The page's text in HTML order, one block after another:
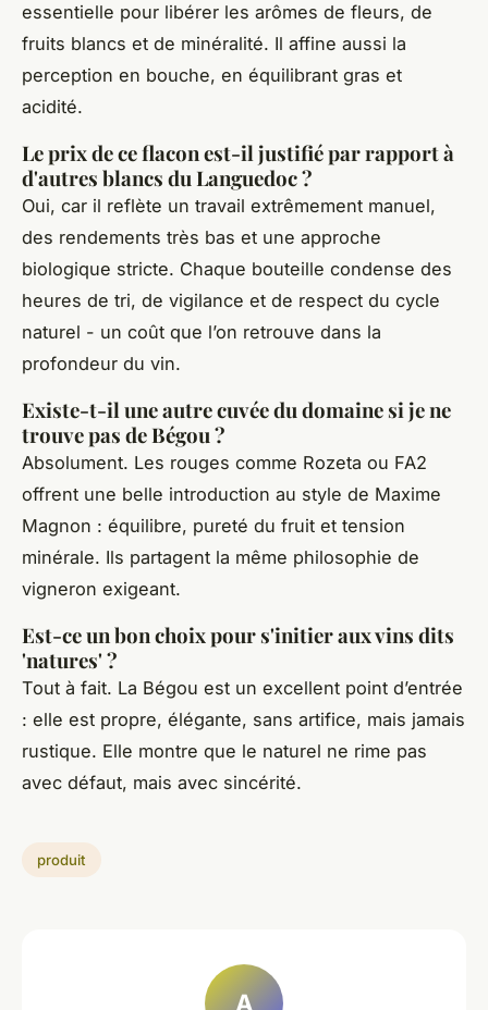
essentielle pour libérer les arômes de fleurs, de
fruits blancs et de minéralité. Il affine aussi la
perception en bouche, en équilibrant gras et
acidité.
Le prix de ce flacon est-il justifié par rapport à
d'autres blancs du Languedoc ?
Oui, car il reflète un travail extrêmement manuel,
des rendements très bas et une approche
biologique stricte. Chaque bouteille condense des
heures de tri, de vigilance et de respect du cycle
naturel - un coût que l’on retrouve dans la
profondeur du vin.
Existe-t-il une autre cuvée du domaine si je ne
trouve pas de Bégou ?
Absolument. Les rouges comme Rozeta ou FA2
offrent une belle introduction au style de Maxime
Magnon : équilibre, pureté du fruit et tension
minérale. Ils partagent la même philosophie de
vigneron exigeant.
Est-ce un bon choix pour s'initier aux vins dits
'natures' ?
Tout à fait. La Bégou est un excellent point d’entrée
: elle est propre, élégante, sans artifice, mais jamais
rustique. Elle montre que le naturel ne rime pas
avec défaut, mais avec sincérité.
produit
A